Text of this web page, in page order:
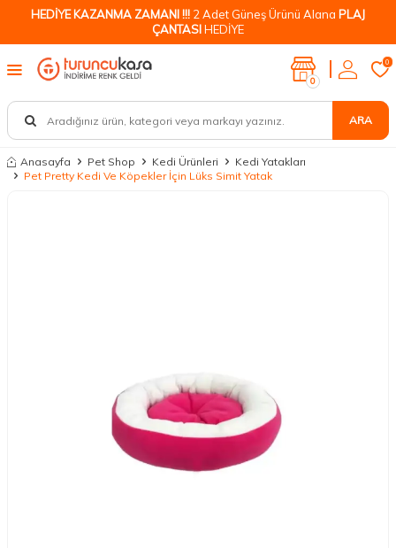
HEDİYE KAZANMA ZAMANI !!! 2 Adet Güneş Ürünü Alana PLAJ
ÇANTASIHEDİYE
ARA
0
0
Anasayfa Pet Shop Kedi Ürünleri
Kedi Yatakları
Pet Pretty Kedi Ve Köpekler İçin Lüks Simit Yatak